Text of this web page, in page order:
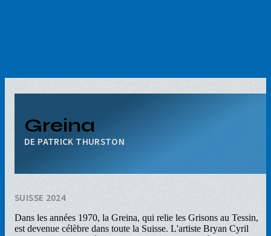
Greina
PATRICK THURSTON
SUISSE 2024
Dans les années 1970, la Greina, qui relie les Grisons au Tessin,
est devenue célèbre dans toute la Suisse. L'artiste Bryan Cyril